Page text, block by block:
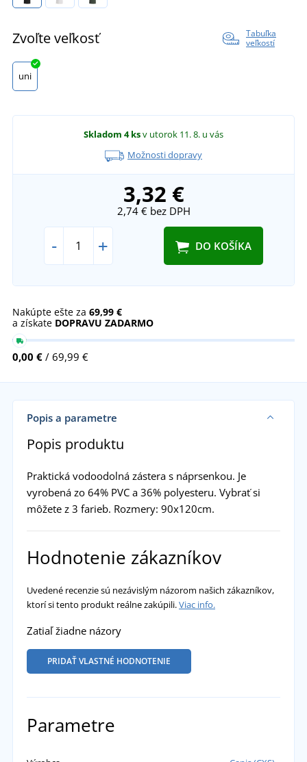
Zvoľte veľkosť
Tabuľka
veľkostí
uni
Skladom 4 ksv utorok 11. 8. u vás
Možnosti dopravy
3,32 €
2,74 €bez DPH
- + DO KOŠÍKA
Nakúpte ešte za 69,99 €
a získate DOPRAVU ZADARMO
0,00 € / 69,99 €
Popis a parametre
Popis produktu
Praktická vodoodolná zástera s náprsenkou. Je
vyrobená zo 64% PVC a 36% polyesteru. Vybrať si
môžete z 3 farieb. Rozmery: 90x120cm.
Hodnotenie zákazníkov
Uvedené recenzie sú nezávislým názorom našich zákazníkov,
ktorí si tento produkt reálne zakúpili.Viac info.
Zatiaľ žiadne názory
PRIDAŤ VLASTNÉ HODNOTENIE
Parametre